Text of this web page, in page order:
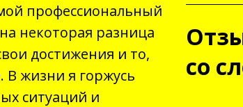
со
профессиональный
некоторая разница
достижения и то,
В жизни я горжусь
ситуаций и